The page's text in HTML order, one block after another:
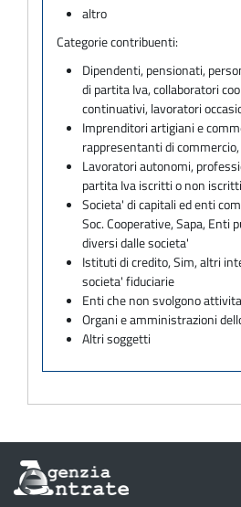
altro
Categorie contribuenti:
Dipendenti, pensionati,
di partita Iva, collaboratori
continuativi, lavoratori
Imprenditori artigiani e
rappresentanti di commercio,
Lavoratori autonomi,
partita Iva iscritti o non
Societa' di capitali ed enti
Soc. Cooperative, Sapa, Enti
diversi dalle societa'
Istituti di credito, Sim, altri
societa' fiduciarie
Enti che non svolgono
Organi e amministrazioni
Altri soggetti
Informazioni
sul